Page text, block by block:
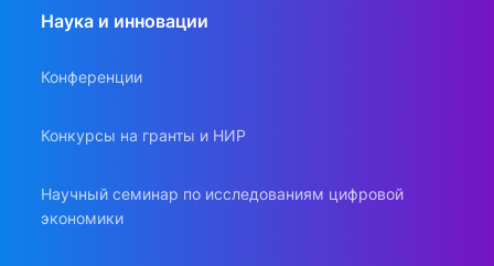
Наука и инновации
Конференции
Конкурсы на гранты и НИР
Научный семинар по исследованиям цифровой
экономики